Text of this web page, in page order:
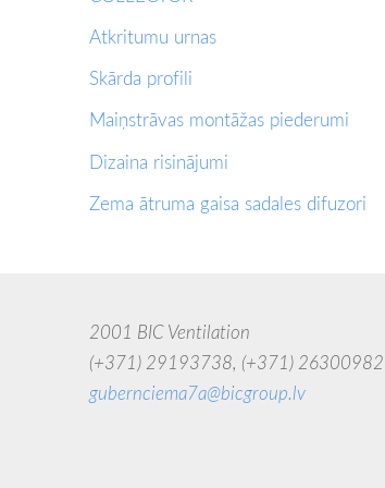
Atkritumu urnas
Skārda profili
Maiņstrāvas montāžas piederumi
Dizaina risinājumi
Zema ātruma gaisa sadales difuzori
2001 BIC Ventilation Profila
(+371) 29193738, (+371) 26300982
gubernciema7a@bicgroup.lv